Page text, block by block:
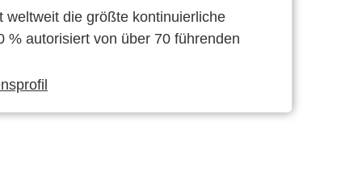
weltweit die größte kontinuierliche
% autorisiert von über 70 führenden